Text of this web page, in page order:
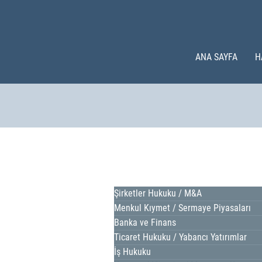
ANA SAYFA
Şirketler Hukuku / M&A
Menkul Kıymet / Sermaye Piyasaları
Banka ve Finans
Ticaret Hukuku / Yabancı Yatırımlar
İş Hukuku